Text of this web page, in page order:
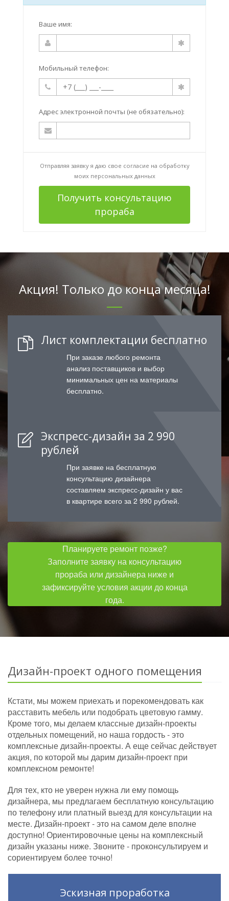
Ваше имя:
Мобильный телефон:
Адрес электронной почты (не обязательно):
Отправляя заявку я даю свое согласие на обработку
моих персональных данных
Получить консультацию
прораба
Акция! Только до конца месяца!
Лист комплектации бесплатно
При заказе любого ремонта
анализ поставщиков и выбор
минимальных цен на материалы
бесплатно.
Экспресс-дизайн за 2 990
рублей
При заявке на бесплатную
консультацию дизайнера
составляем экспресс-дизайн у вас
в квартире всего за 2 990 рублей.
Планируете ремонт позже?
Заполните заявку на консультацию
прораба или дизайнера ниже и
зафиксируйте условия акции до конца
года.
Дизайн-проект одного помещения
Кстати, мы можем приехать и порекомендовать как
расставить мебель или подобрать цветовую гамму.
Кроме того, мы делаем классные дизайн-проекты
отдельных помещений, но наша гордость - это
комплексные дизайн-проекты. А еще сейчас действует
акция, по которой мы дарим дизайн-проект при
комплексном ремонте!
Для тех, кто не уверен нужна ли ему помощь
дизайнера, мы предлагаем бесплатную консультацию
по телефону или платный выезд для консультации на
месте. Дизайн-проект - это на самом деле вполне
доступно! Ориентировочные цены на комплексный
дизайн указаны ниже. Звоните - проконсультируем и
сориентируем более точно!
Эскизная проработка